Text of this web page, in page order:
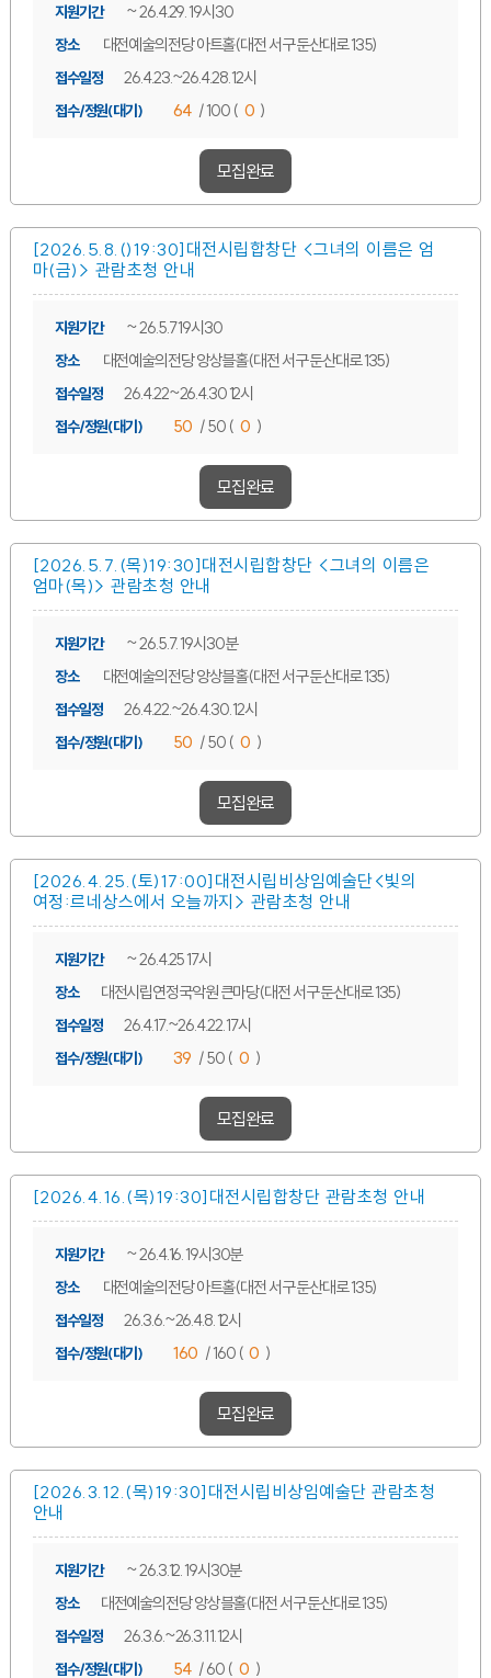
지원기간 ~ 26.4.29. 19시30
장소 대전예술의전당 아트홀(대전 서구 둔산대로 135)
접수일정 26.4.23.~26.4.28. 12시
접수/정원(대기) 64 / 100 ( 0 )
모집완료
[2026.5.8.()19:30]대전시립합창단 <그녀의 이름은 엄
마(금)> 관람초청 안내
지원기간 ~ 26.5.7 19시30
장소 대전예술의전당 앙상블홀(대전 서구 둔산대로 135)
접수일정 26.4.22~26.4.30 12시
접수/정원(대기) 50 / 50 ( 0 )
모집완료
[2026.5.7.(목)19:30]대전시립합창단 <그녀의 이름은
엄마(목)> 관람초청 안내
지원기간 ~ 26.5.7. 19시30분
장소 대전예술의전당 앙상블홀(대전 서구 둔산대로 135)
접수일정 26.4.22.~26.4.30. 12시
접수/정원(대기) 50 / 50 ( 0 )
모집완료
[2026.4.25.(토)17:00]대전시립비상임예술단<빛의
여정:르네상스에서 오늘까지> 관람초청 안내
지원기간 ~ 26.4.25 17시
장소 대전시립연정국악원 큰마당(대전 서구 둔산대로 135)
접수일정 26.4.17.~26.4.22. 17시
접수/정원(대기) 39 / 50 ( 0 )
모집완료
[2026.4.16.(목)19:30]대전시립합창단 관람초청 안내
지원기간 ~ 26.4.16. 19시30분
장소 대전예술의전당 아트홀(대전 서구 둔산대로 135)
접수일정 26.3.6.~26.4.8. 12시
접수/정원(대기) 160 / 160 ( 0 )
모집완료
[2026.3.12.(목)19:30]대전시립비상임예술단 관람초청
안내
지원기간 ~ 26.3.12. 19시30분
장소 대전예술의전당 앙상블홀(대전 서구 둔산대로 135)
접수일정 26.3.6.~26.3.11. 12시
접수/정원(대기) 54 / 60 ( 0 )